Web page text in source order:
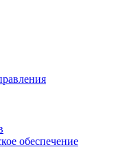
обеспечение